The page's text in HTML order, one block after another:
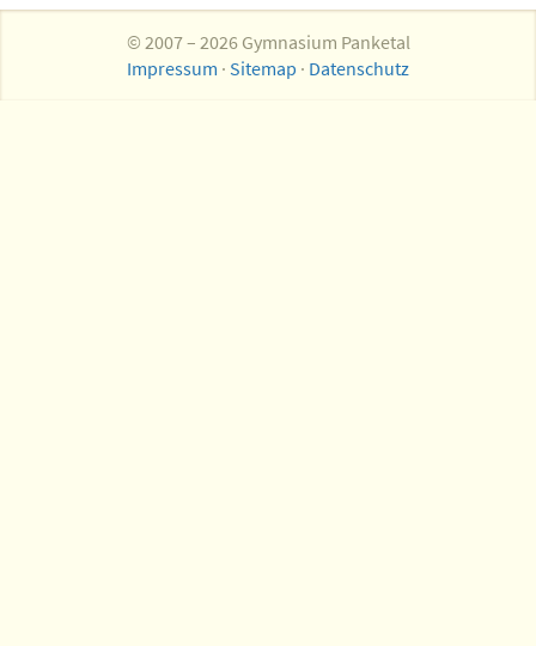
© 2007 – 2026 Gymnasium Panketal
Impressum · Sitemap · Datenschutz